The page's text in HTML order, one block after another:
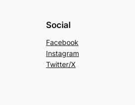
Social
Facebook
Instagram
Twitter/X